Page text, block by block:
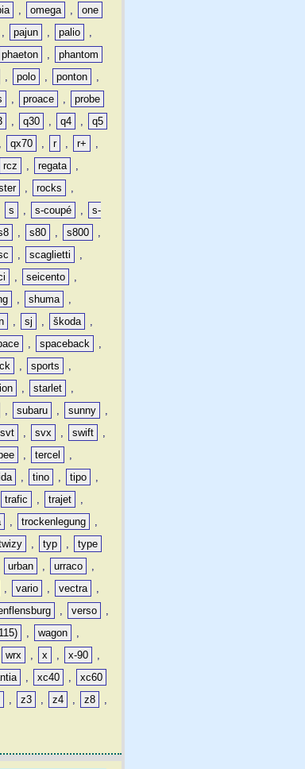
, omega ,
one
, pajun , palio
,
phaeton ,
phantom
, polo , ponton
,
, proace ,
probe
, q30 , q4 ,
q5
, qx70 , r , r+
,
rcz , regata
,
, rocks
,
s , s-coupé ,
s-
, s80 , s800
,
, scaglietti
,
, seicento
,
, shuma
,
, sj , škoda
,
, spaceback
,
, sports
,
, starlet
,
, subaru , sunny
,
svt , svx , swift
,
, tercel
,
, tino , tipo
,
trafic , trajet
,
, trockenlegung
,
, typ ,
type
urban , urraco
,
, vario , vectra
,
, verso
,
, wagon
,
wrx , x , x-90
,
, xc40 ,
xc60
, z3 , z4 , z8
,